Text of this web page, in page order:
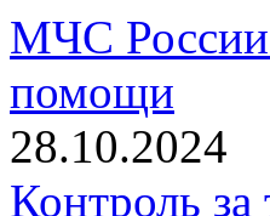
МЧС России
помощи
28.10.2024
Контроль